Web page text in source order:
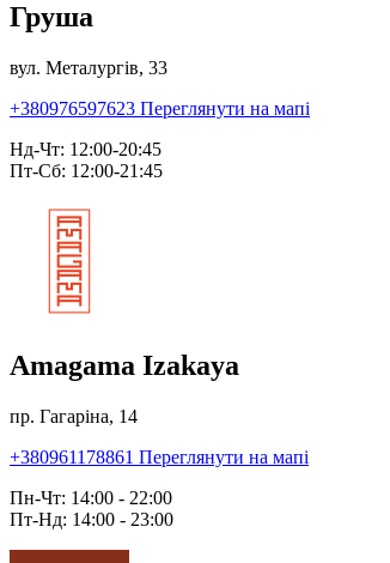
Груша
вул. Металургів, 33
+380976597623 Переглянути на мапі
Нд-Чт: 12:00-20:45
Пт-Сб: 12:00-21:45
Amagama Izakaya
пр. Гагаріна, 14
+380961178861 Переглянути на мапі
Пн-Чт: 14:00 - 22:00
Пт-Нд: 14:00 - 23:00